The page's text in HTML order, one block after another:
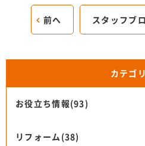
前へ スタッフブ
カテゴ
お役立ち情報(93)
リフォーム(38)